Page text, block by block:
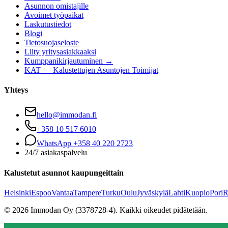
Asunnon omistajille
Avoimet työpaikat
Laskutustiedot
Blogi
Tietosuojaseloste
Liity yritysasiakkaaksi
Kumppanikirjautuminen →
KAT — Kalustettujen Asuntojen Toimijat
Yhteys
hello@immodan.fi
+358 10 517 6010
WhatsApp +358 40 220 2723
24/7 asiakaspalvelu
Kalustetut asunnot kaupungeittain
HelsinkiEspooVantaaTampereTurkuOuluJyväskyläLahtiKuopioPori
© 2026 Immodan Oy (3378728-4). Kaikki oikeudet pidätetään.